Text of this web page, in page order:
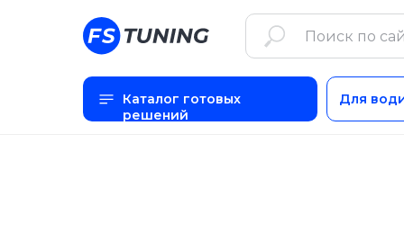
Каталог готовых
решений
Для